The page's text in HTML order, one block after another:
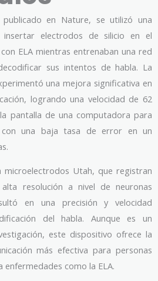
en Nature, se utilizó una
insertar electrodos de silicio en el
ELA mientras entrenaban una red
sus intentos de habla. La
una mejora significativa en
logrando una velocidad de 62
pantalla de una computadora para
una baja tasa de error en un
microelectrodos Utah, que registran
alta resolución a nivel de neuronas
en una precisión y velocidad
del habla. Aunque es un
este dispositivo ofrece la
más efectiva para personas
como la ELA.